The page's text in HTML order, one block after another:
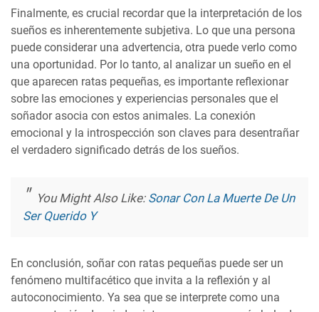
Finalmente, es crucial recordar que la interpretación de los
sueños es inherentemente subjetiva. Lo que una persona
puede considerar una advertencia, otra puede verlo como
una oportunidad. Por lo tanto, al analizar un sueño en el
que aparecen ratas pequeñas, es importante reflexionar
sobre las emociones y experiencias personales que el
soñador asocia con estos animales. La conexión
emocional y la introspección son claves para desentrañar
el verdadero significado detrás de los sueños.
You Might Also Like: Sonar Con La Muerte De Un
Ser Querido Y
En conclusión, soñar con ratas pequeñas puede ser un
fenómeno multifacético que invita a la reflexión y al
autoconocimiento. Ya sea que se interprete como una